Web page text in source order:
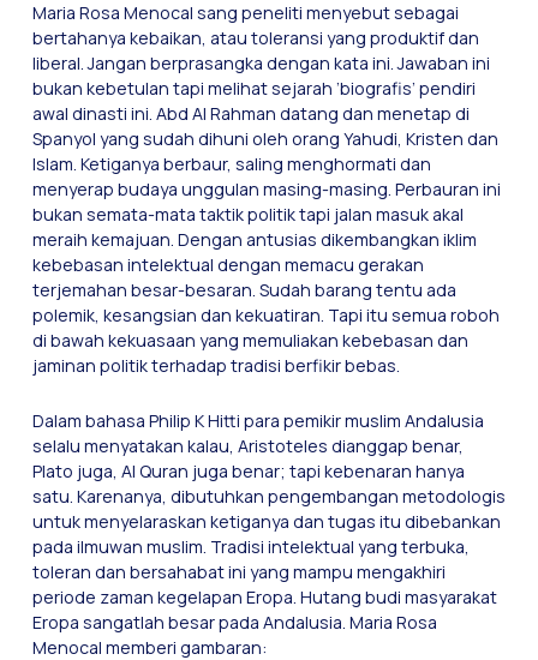
Maria Rosa Menocal sang peneliti menyebut sebagai
bertahanya kebaikan, atau toleransi yang produktif dan
liberal. Jangan berprasangka dengan kata ini. Jawaban ini
bukan kebetulan tapi melihat sejarah ’biografis’ pendiri
awal dinasti ini. Abd Al Rahman datang dan menetap di
Spanyol yang sudah dihuni oleh orang Yahudi, Kristen dan
Islam. Ketiganya berbaur, saling menghormati dan
menyerap budaya unggulan masing-masing. Perbauran ini
bukan semata-mata taktik politik tapi jalan masuk akal
meraih kemajuan. Dengan antusias dikembangkan iklim
kebebasan intelektual dengan memacu gerakan
terjemahan besar-besaran. Sudah barang tentu ada
polemik, kesangsian dan kekuatiran. Tapi itu semua roboh
di bawah kekuasaan yang memuliakan kebebasan dan
jaminan politik terhadap tradisi berfikir bebas.
Dalam bahasa Philip K Hitti para pemikir muslim Andalusia
selalu menyatakan kalau, Aristoteles dianggap benar,
Plato juga, Al Quran juga benar; tapi kebenaran hanya
satu. Karenanya, dibutuhkan pengembangan metodologis
untuk menyelaraskan ketiganya dan tugas itu dibebankan
pada ilmuwan muslim. Tradisi intelektual yang terbuka,
toleran dan bersahabat ini yang mampu mengakhiri
periode zaman kegelapan Eropa. Hutang budi masyarakat
Eropa sangatlah besar pada Andalusia. Maria Rosa
Menocal memberi gambaran: